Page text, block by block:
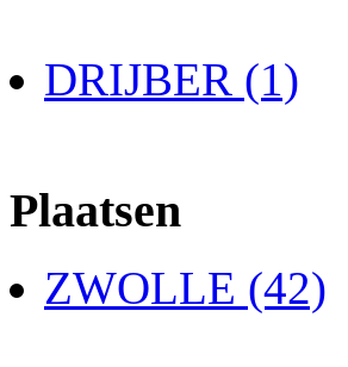
DRIJBER (1)
Plaatsen
ZWOLLE (42)